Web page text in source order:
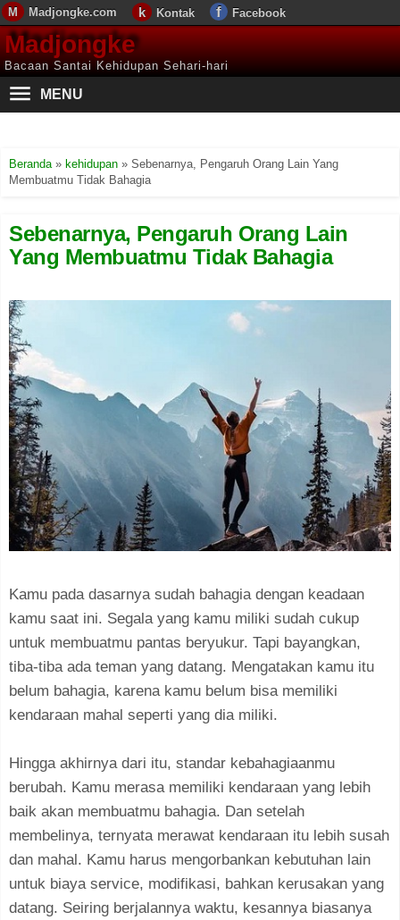
Madjongke.com Kontak Facebook
Madjongke
Bacaan Santai Kehidupan Sehari-hari
MENU
Beranda» kehidupan » Sebenarnya, Pengaruh Orang Lain Yang
Membuatmu Tidak Bahagia
Sebenarnya, Pengaruh Orang Lain
Yang Membuatmu Tidak Bahagia
Kamu pada dasarnya sudah bahagia dengan keadaan
kamu saat ini. Segala yang kamu miliki sudah cukup
untuk membuatmu pantas beryukur. Tapi bayangkan,
tiba-tiba ada teman yang datang. Mengatakan kamu itu
belum bahagia, karena kamu belum bisa memiliki
kendaraan mahal seperti yang dia miliki.
Hingga akhirnya dari itu, standar kebahagiaanmu
berubah. Kamu merasa memiliki kendaraan yang lebih
baik akan membuatmu bahagia. Dan setelah
membelinya, ternyata merawat kendaraan itu lebih susah
dan mahal. Kamu harus mengorbankan kebutuhan lain
untuk biaya service, modifikasi, bahkan kerusakan yang
datang. Seiring berjalannya waktu, kesannya biasanya